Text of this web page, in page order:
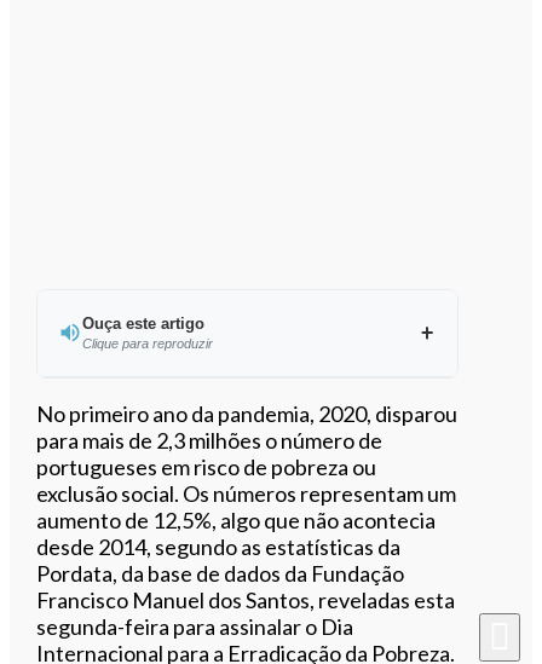
Ouça este artigo
Clique para reproduzir
Ouvir este artigo
No primeiro ano da pandemia, 2020, disparou
para mais de 2,3 milhões o número de
portugueses em risco de pobreza ou
exclusão social. Os números representam um
aumento de 12,5%, algo que não acontecia
desde 2014, segundo as estatísticas da
Pordata, da base de dados da Fundação
Francisco Manuel dos Santos, reveladas esta
segunda-feira para assinalar o Dia
Internacional para a Erradicação da Pobreza.